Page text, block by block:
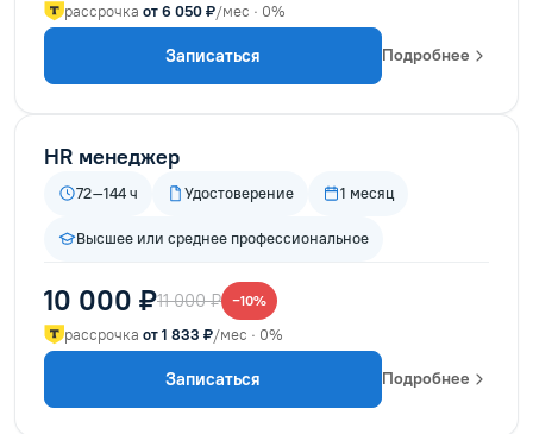
рассрочка от 6 050 ₽/мес · 0%
Записаться Подробнее
HR менеджер
72–144 ч Удостоверение 1 месяц
Высшее или среднее профессиональное
10 000 ₽11 000 ₽ −10%
рассрочка от 1 833 ₽/мес · 0%
Записаться Подробнее